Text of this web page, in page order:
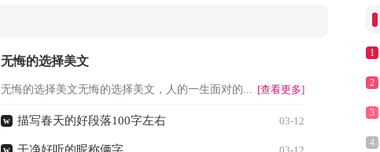
无悔的选择美文
无悔的选择美文无悔的选择美文，人的一生面对的... [查看更多]
w 描写春天的好段落100字左右 03-12
w
1
2
3
4